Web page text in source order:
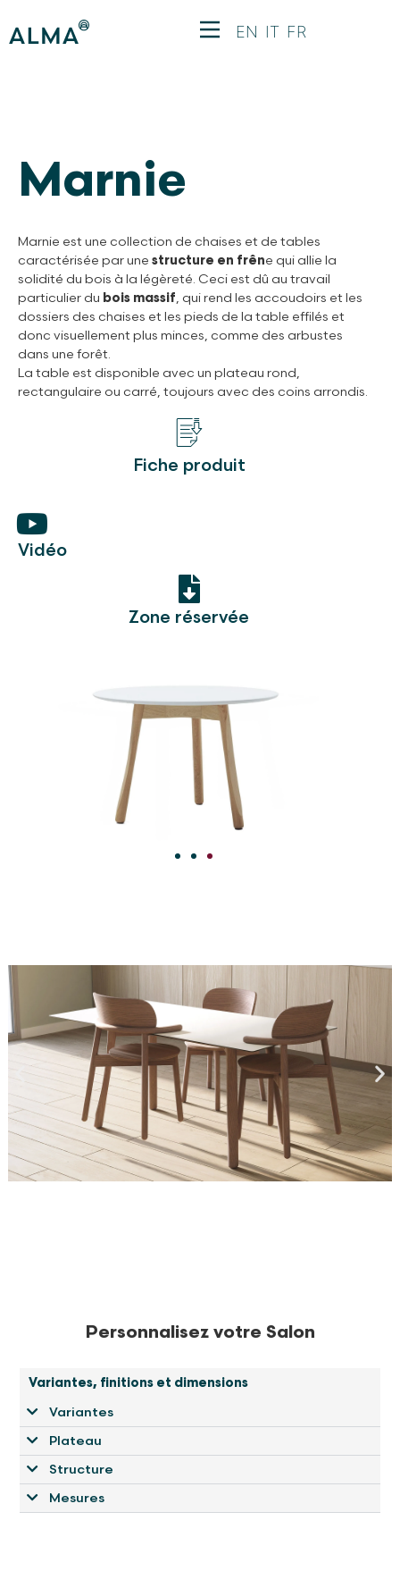
EN IT FR
Marnie
Marnie est une collection de chaises et de tables
caractérisée par une structure en frêne qui allie la
solidité du bois à la légèreté. Ceci est dû au travail
particulier du bois massif, qui rend les accoudoirs et les
dossiers des chaises et les pieds de la table effilés et
donc visuellement plus minces, comme des arbustes
dans une forêt.
La table est disponible avec un plateau rond,
rectangulaire ou carré, toujours avec des coins arrondis.
Fiche produit
Vidéo
Zone réservée
Personnalisez votre Salon
Variantes, finitions et dimensions
Variantes
Plateau
Structure
Mesures